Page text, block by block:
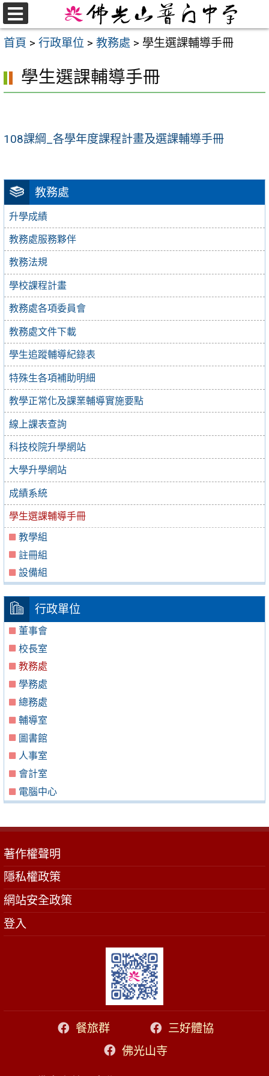
跳
至
主首頁 > 行政單位 > 教務處 > 學生選課輔導手冊
教務處
升學成績
教務處服務夥伴
教務法規
學校課程計畫
教務處各項委員會
教務處文件下載
學生追蹤輔導紀錄表
特殊生各項補助明細
教學正常化及課業輔導實施要點
線上課表查詢
科技校院升學網站
大學升學網站
成績系統
學生選課輔導手冊
教學組
註冊組
設備組
行政單位
董事會
校長室
教務處
學務處
總務處
輔導室
圖書館
人事室
會計室
電腦中心
學生選課輔導手冊
108課綱_各學年度課程計畫及選課輔導手冊
著作權聲明
隱私權政策
網站安全政策
登入
餐旅群
三好體協
佛光山寺
選
單